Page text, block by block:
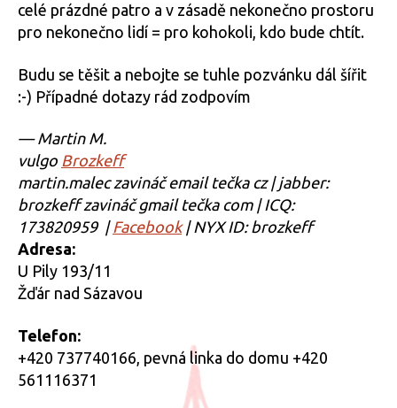
celé prázdné patro a v zásadě nekonečno prostoru
pro nekonečno lidí = pro kohokoli, kdo bude chtít.
Budu se těšit a nebojte se tuhle pozvánku dál šířit
:-) Případné dotazy rád zodpovím
— Martin M.
vulgo Brozkeff
martin.malec zavináč email tečka cz | jabber:
brozkeff zavináč gmail tečka com | ICQ:
173820959 | Facebook| NYX ID: brozkeff
Adresa:
U Pily 193/11
Žďár nad Sázavou
Telefon:
+420 737740166, pevná linka do domu +420
561116371